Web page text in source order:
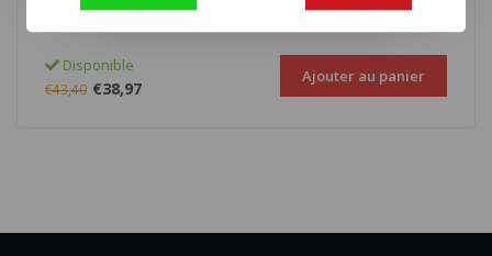
Disponible
€43,40 €38,97
Ajouter au panier